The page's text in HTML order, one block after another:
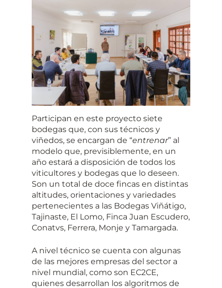
Participan en este proyecto siete
bodegas que, con sus técnicos y
viñedos, se encargan de “entrenar” al
modelo que, previsiblemente, en un
año estará a disposición de todos los
viticultores y bodegas que lo deseen.
Son un total de doce fincas en distintas
altitudes, orientaciones y variedades
pertenecientes a las Bodegas Viñátigo,
Tajinaste, El Lomo, Finca Juan Escudero,
Conatvs, Ferrera, Monje y Tamargada.
A nivel técnico se cuenta con algunas
de las mejores empresas del sector a
nivel mundial, como son EC2CE,
quienes desarrollan los algoritmos de